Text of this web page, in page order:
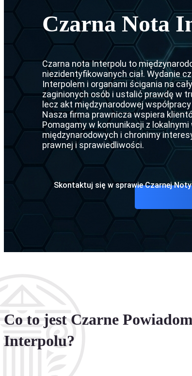
Czarna Nota
Czarna nota Interpolu to
niezidentyfikowanych ciał. Wydanie
Interpolem i organami ścigania na
zaginionych osób i ustalić prawdę w
lecz akt międzynarodowej
Nasza firma prawnicza wspiera
Pomagamy w komunikacji z
międzynarodowych i chronimy
prawnej i sprawiedliwości.
Skontaktuj się w sprawie Czarnej
Co to jest Czarne
Interpolu?